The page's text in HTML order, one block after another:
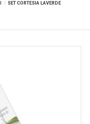
SET CORTESIA LAVERDE